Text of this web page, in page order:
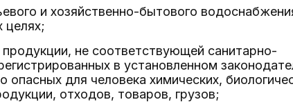
и хозяйственно-бытового
целях;
не соответствующей санитарно-
в установленном
для человека химических,
отходов, товаров, грузов;